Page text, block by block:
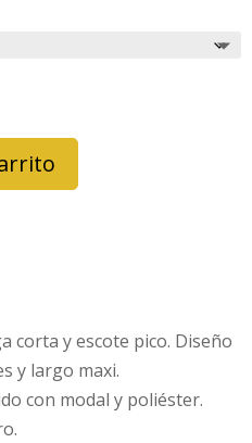
corta y escote pico. Diseño
y largo maxi.
con modal y poliéster.